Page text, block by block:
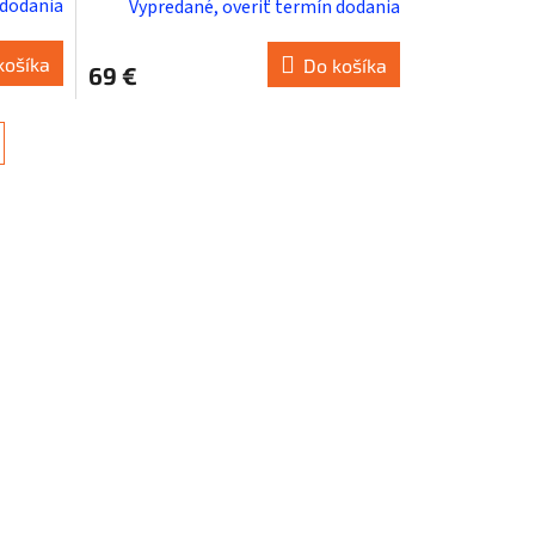
Vypredané, overiť termín dodania
69 € Do košíka